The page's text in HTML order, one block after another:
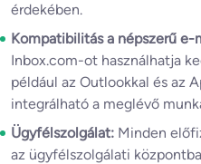
érdekében.
Kompatibilitás a népszerű e-
Inbox.com-ot használhatja
például az Outlookkal és az
integrálható a meglévő
Ügyfélszolgálat: Minden
az ügyfélszolgálati